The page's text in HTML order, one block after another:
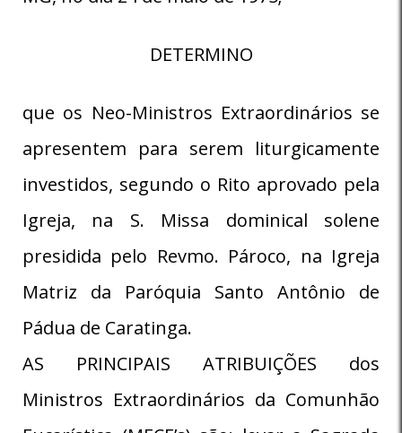
DETERMINO
que os Neo-Ministros Extraordinários se
apresentem para serem liturgicamente
investidos, segundo o Rito aprovado pela
Igreja, na S. Missa dominical solene
presidida pelo Revmo. Pároco, na Igreja
Matriz da Paróquia Santo Antônio de
Pádua de Caratinga.
AS PRINCIPAIS ATRIBUIÇÕES dos
Ministros Extraordinários da Comunhão